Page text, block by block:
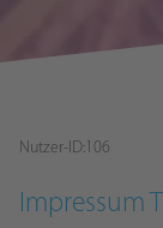
Nutzer-ID: 106
Impressum